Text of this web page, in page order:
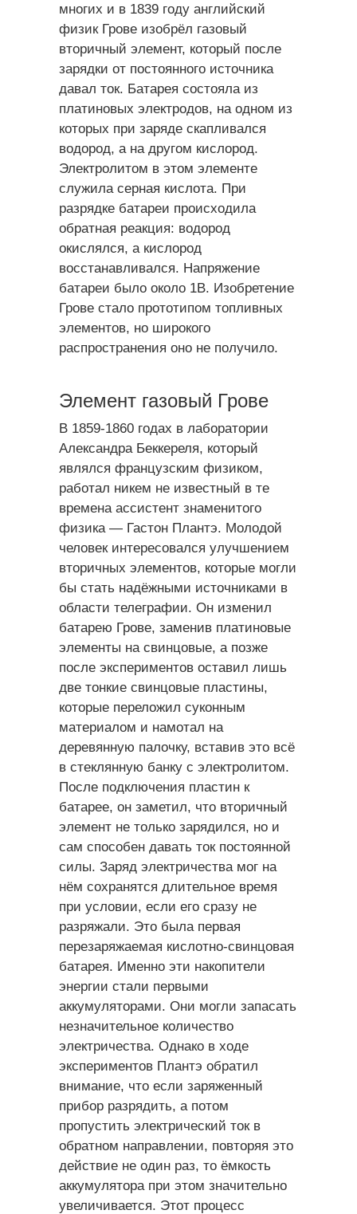
многих и в 1839 году английский
физик Грове изобрёл газовый
вторичный элемент, который после
зарядки от постоянного источника
давал ток. Батарея состояла из
платиновых электродов, на одном из
которых при заряде скапливался
водород, а на другом кислород.
Электролитом в этом элементе
служила серная кислота. При
разрядке батареи происходила
обратная реакция: водород
окислялся, а кислород
восстанавливался. Напряжение
батареи было около 1В. Изобретение
Грове стало прототипом топливных
элементов, но широкого
распространения оно не получило.
Элемент газовый Грове
В 1859-1860 годах в лаборатории
Александра Беккереля, который
являлся французским физиком,
работал никем не известный в те
времена ассистент знаменитого
физика — Гастон Плантэ. Молодой
человек интересовался улучшением
вторичных элементов, которые могли
бы стать надёжными источниками в
области телеграфии. Он изменил
батарею Грове, заменив платиновые
элементы на свинцовые, а позже
после экспериментов оставил лишь
две тонкие свинцовые пластины,
которые переложил суконным
материалом и намотал на
деревянную палочку, вставив это всё
в стеклянную банку с электролитом.
После подключения пластин к
батарее, он заметил, что вторичный
элемент не только зарядился, но и
сам способен давать ток постоянной
силы. Заряд электричества мог на
нём сохранятся длительное время
при условии, если его сразу не
разряжали. Это была первая
перезаряжаемая кислотно-свинцовая
батарея. Именно эти накопители
энергии стали первыми
аккумуляторами. Они могли запасать
незначительное количество
электричества. Однако в ходе
экспериментов Плантэ обратил
внимание, что если заряженный
прибор разрядить, а потом
пропустить электрический ток в
обратном направлении, повторяя это
действие не один раз, то ёмкость
аккумулятора при этом значительно
увеличивается. Этот процесс